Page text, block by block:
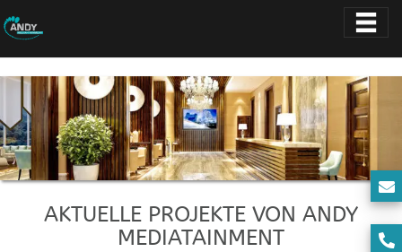
AKTUELLE PROJEKTE VON ANDY
MEDIATAINMENT